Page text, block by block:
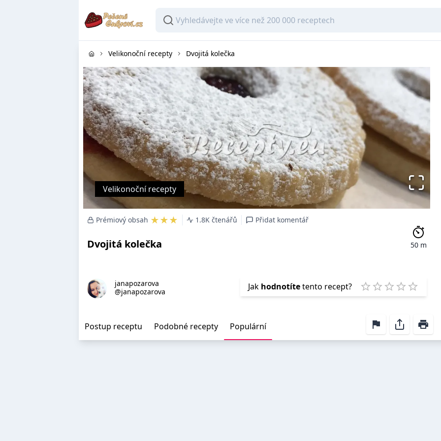
Velikonoční recepty Dvojitá kolečka
Velikonoční recepty
Prémiový obsah ★★★ 1.8K čtenářů Přidat komentář
Dvojitá kolečka 50 m
janapozarova
@janapozarova
Jak hodnotítetento recept?
1 Star
2 Stars
3 Stars
4 Stars
5
Postup receptu Podobné recepty Populární